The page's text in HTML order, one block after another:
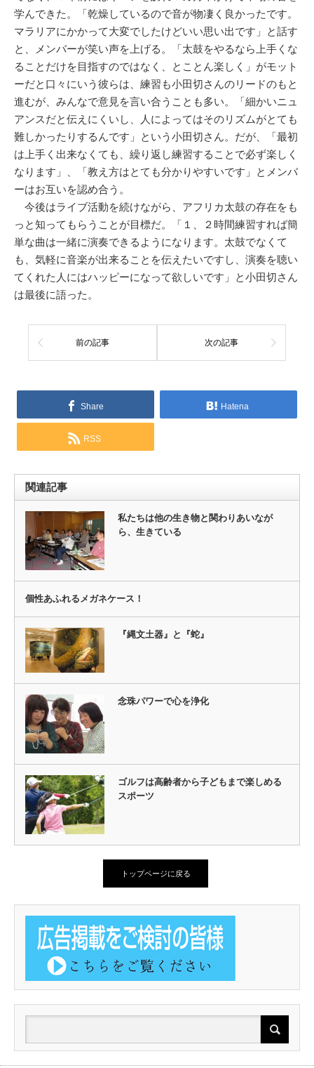
学んできた。「乾燥しているので音が物凄く良かったです。
マラリアにかかって大変でしたけどいい思い出です」と話す
と、メンバーが笑い声を上げる。「太鼓をやるなら上手くな
ることだけを目指すのではなく、とことん楽しく」がモット
ーだと口々にいう彼らは、練習も小田切さんのリードのもと
進むが、みんなで意見を言い合うことも多い。「細かいニュ
アンスだと伝えにくいし、人によってはそのリズムがとても
難しかったりするんです」という小田切さん。だが、「最初
は上手く出来なくても、繰り返し練習することで必ず楽しく
なります」、「教え方はとても分かりやすいです」とメンバ
ーはお互いを認め合う。
今後はライブ活動を続けながら、アフリカ太鼓の存在をも
っと知ってもらうことが目標だ。「１、２時間練習すれば簡
単な曲は一緒に演奏できるようになります。太鼓でなくて
も、気軽に音楽が出来ることを伝えたいですし、演奏を聴い
てくれた人にはハッピーになって欲しいです」と小田切さん
は最後に語った。
前の記事 次の記事
Share Hatena
RSS
関連記事
私たちは他の生き物と関わりあいなが
ら、生きている
個性あふれるメガネケース！
『縄文土器』と『蛇』
念珠パワーで心を浄化
ゴルフは高齢者から子どもまで楽しめる
スポーツ
トップページに戻る